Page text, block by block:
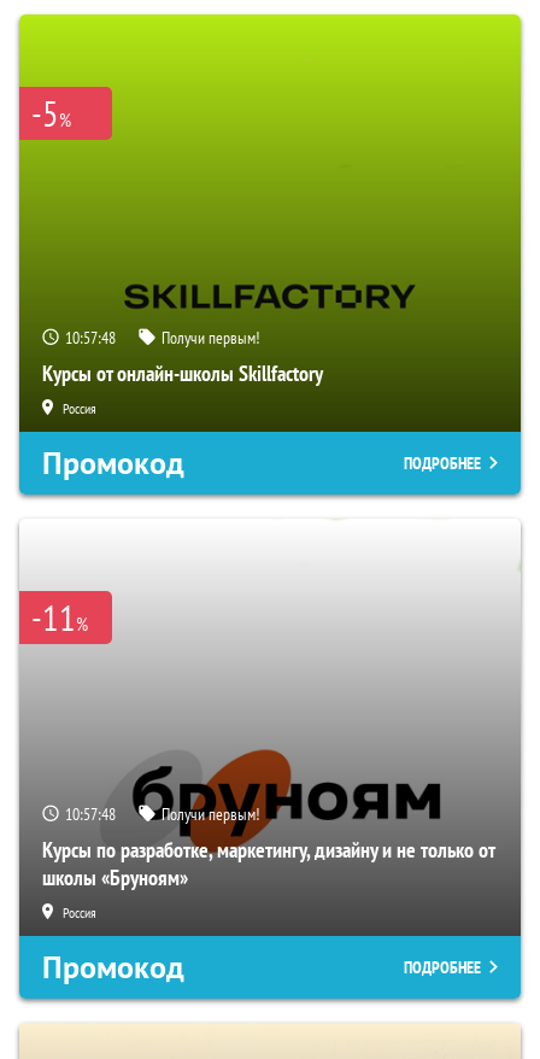
-5%
10:57:47 Получи первым!
Курсы от онлайн-школы Skillfactory
Россия
Промокод ПОДРОБНЕЕ
-11%
10:57:47 Получи первым!
Курсы по разработке, маркетингу, дизайну и не только от
школы «Бруноям»
Россия
Промокод ПОДРОБНЕЕ